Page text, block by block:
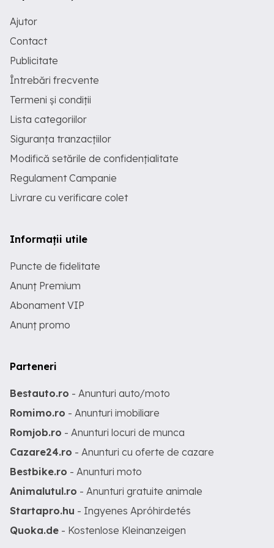
Ajutor
Contact
Publicitate
Întrebări frecvente
Termeni și condiții
Lista categoriilor
Siguranța tranzacțiilor
Modifică setările de confidențialitate
Regulament Campanie
Livrare cu verificare colet
Informații utile
Puncte de fidelitate
Anunț Premium
Abonament VIP
Anunț promo
Parteneri
Bestauto.ro - Anunturi auto/moto
Romimo.ro - Anunturi imobiliare
Romjob.ro - Anunturi locuri de munca
Cazare24.ro - Anunturi cu oferte de cazare
Bestbike.ro - Anunturi moto
Animalutul.ro - Anunturi gratuite animale
Startapro.hu - Ingyenes Apróhirdetés
Quoka.de - Kostenlose Kleinanzeigen